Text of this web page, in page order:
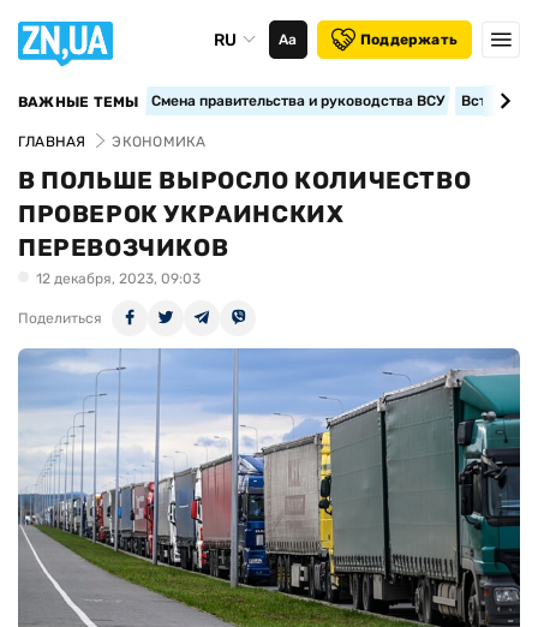
RU Аа Поддержать
ВАЖНЫЕ ТЕМЫ Смена правительства и руководства ВСУ
ГЛАВНАЯ ЭКОНОМИКА
В ПОЛЬШЕ ВЫРОСЛО КОЛИЧЕСТВО
ПРОВЕРОК УКРАИНСКИХ
ПЕРЕВОЗЧИКОВ
12 декабря, 2023, 09:03
Поделиться